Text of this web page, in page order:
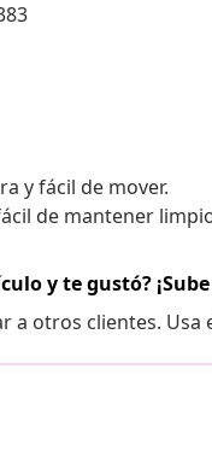
y fácil de mover.
de mantener
y te gustó?
a otros clientes. Usa